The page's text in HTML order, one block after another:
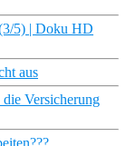
5) | Doku HD
aus
Versicherung